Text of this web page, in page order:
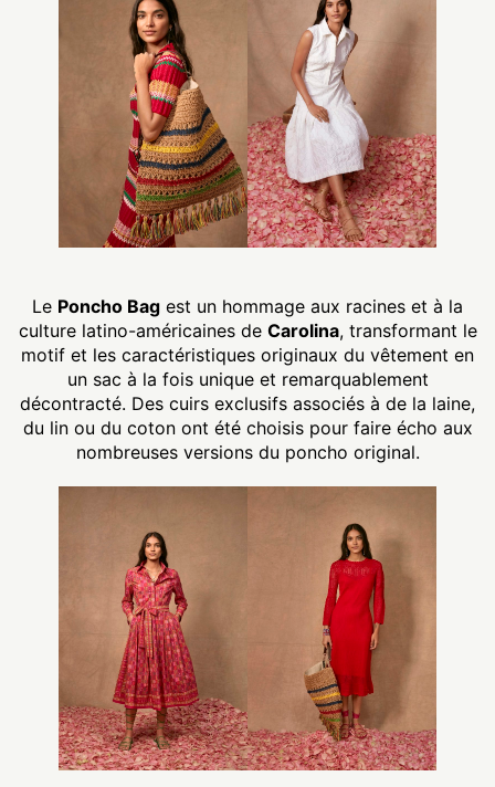
Le Poncho Bag est un hommage aux racines et à la
culture latino-américaines de Carolina, transformant le
motif et les caractéristiques originaux du vêtement en
un sac à la fois unique et remarquablement
décontracté. Des cuirs exclusifs associés à de la laine,
du lin ou du coton ont été choisis pour faire écho aux
nombreuses versions du poncho original.